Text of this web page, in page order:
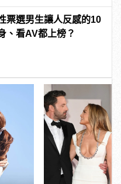
票選男生讓人反感的10
、看AV都上榜？